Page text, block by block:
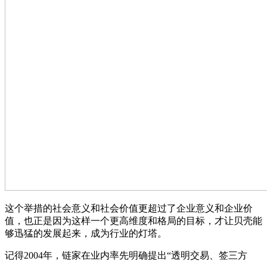
这个举措的社会意义和社会价值更超过了企业意义和企业价
值，也正是因为这样一个更高维度和格局的目标，才让贝壳能
够迅猛的发展起来，成为行业的灯塔。
记得2004年，链家在业内率先明确提出“透明交易、签三方